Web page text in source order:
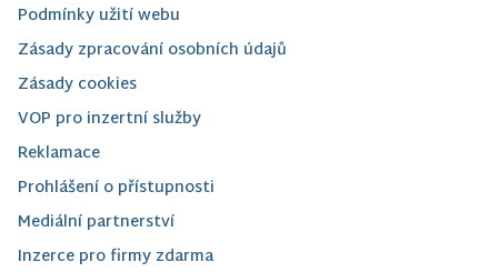
Podmínky užití webu
Zásady zpracování osobních údajů
Zásady cookies
VOP pro inzertní služby
Reklamace
Prohlášení o přístupnosti
Mediální partnerství
Inzerce pro firmy zdarma